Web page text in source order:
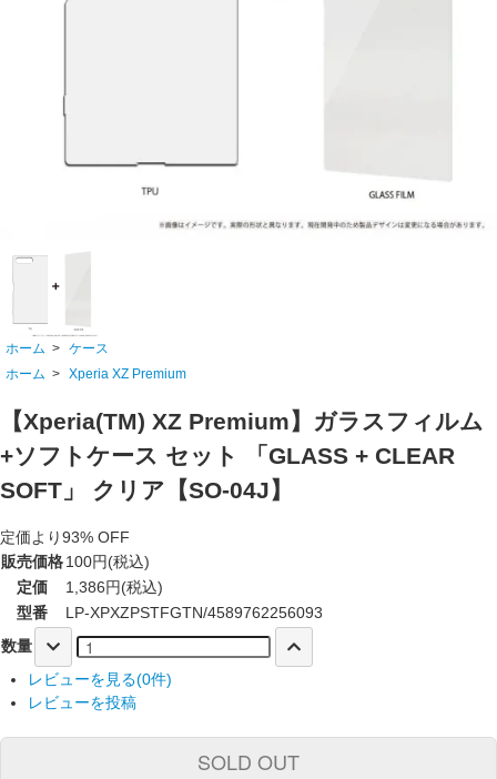
ホーム > ケース
ホーム > Xperia XZ Premium
【Xperia(TM) XZ Premium】ガラスフィルム
+ソフトケース セット 「GLASS + CLEAR
SOFT」 クリア【SO-04J】
定価より93% OFF
販売価格100円(税込)
定価
1,386円(税込)
型番
LP-XPXZPSTFGTN/4589762256093
数量
レビューを見る(0件)
レビューを投稿
SOLD OUT